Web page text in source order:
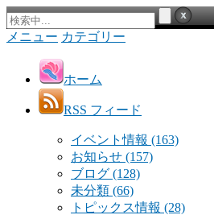
メニュー カテゴリー
ホーム
RSS フィード
イベント情報 (163)
お知らせ (157)
ブログ (128)
未分類 (66)
トピックス情報 (28)